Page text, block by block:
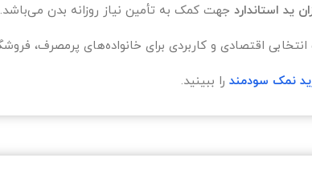
ید استاندارد جهت کمک به تأمین نیاز روزانه بدن می‌باشد.
نمک سودمند را ببینید.